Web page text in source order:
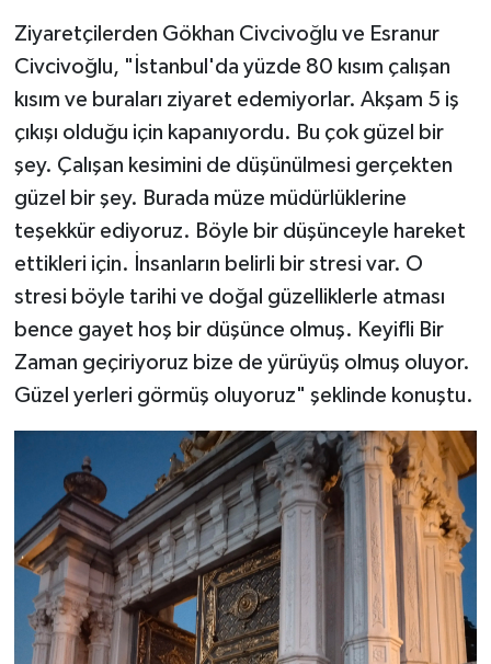
Ziyaretçilerden Gökhan Civcivoğlu ve Esranur
Civcivoğlu, "İstanbul'da yüzde 80 kısım çalışan
kısım ve buraları ziyaret edemiyorlar. Akşam 5 iş
çıkışı olduğu için kapanıyordu. Bu çok güzel bir
şey. Çalışan kesimini de düşünülmesi gerçekten
güzel bir şey. Burada müze müdürlüklerine
teşekkür ediyoruz. Böyle bir düşünceyle hareket
ettikleri için. İnsanların belirli bir stresi var. O
stresi böyle tarihi ve doğal güzelliklerle atması
bence gayet hoş bir düşünce olmuş. Keyifli Bir
Zaman geçiriyoruz bize de yürüyüş olmuş oluyor.
Güzel yerleri görmüş oluyoruz" şeklinde konuştu.